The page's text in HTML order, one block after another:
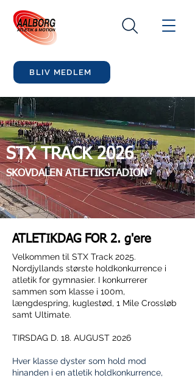
BLIV MEDLEM
STX TRACK 2026
SKOVDALEN ATLETIKSTADION
ATLETIKDAG FOR 2. g'ere
Velkommen til STX Track 2025.
Nordjyllands største holdkonkurrence i
atletik for gymnasier. I konkurrerer
sammen som klasse i 100m,
længdespring, kuglestød, 1 Mile Crossløb
samt Ultimate.
TIRSDAG D. 18. AUGUST 2026
Hver klasse dyster som hold mod
hinanden i en atletik holdkonkurrence,